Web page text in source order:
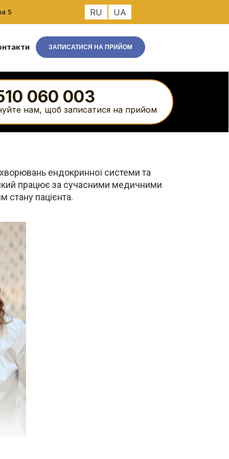
5 RU UA
ЗАПИСАТИСЯ НА ПРИЙОМ
060 003
нам, щоб записатися на прийом
ендокринної системи та
працює за сучасними медичними
стану пацієнта.